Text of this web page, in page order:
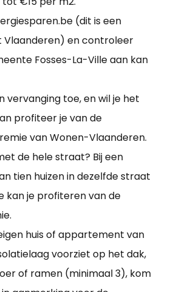
(dit is een
Vlaanderen) en controleer
Fosses-La-Ville aan kan
vervanging toe, en wil je het
profiteer je van de
van Wonen-Vlaanderen.
de hele straat? Bij een
tien huizen in dezelfde straat
kan je profiteren van de
huis of appartement van
voorziet op het dak,
of ramen (minimaal 3), kom